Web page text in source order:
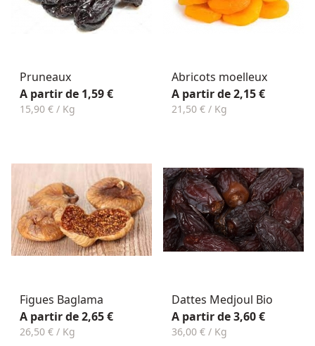
Pruneaux
A partir de 1,59 €
15,90 € / Kg
Abricots moelleux
A partir de 2,15 €
21,50 € / Kg
Figues Baglama
A partir de 2,65 €
26,50 € / Kg
Dattes Medjoul Bio
A partir de 3,60 €
36,00 € / Kg